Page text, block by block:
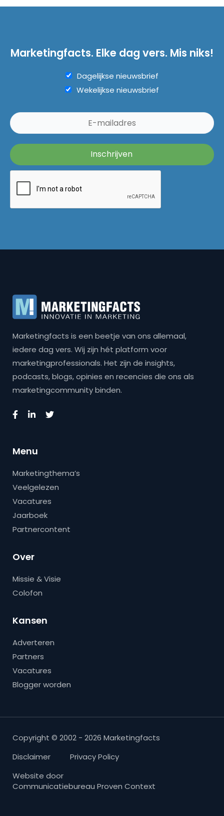
Marketingfacts. Elke dag vers. Mis niks!
Dagelijkse nieuwsbrief
Wekelijkse nieuwsbrief
Marketingfacts is een beetje van ons allemaal,
iedere dag vers. Wij zijn hét platform voor
marketingprofessionals. Het zijn de insights,
podcasts, blogs, opinies en recencies die ons als
marketingcommunity binden.
Menu
Marketingthema’s
Veelgelezen
Vacatures
Jaarboek
Partnercontent
Over
Missie & Visie
Colofon
Kansen
Adverteren
Partners
Vacatures
Blogger worden
Copyright © 2002 - 2026 Marketingfacts
Disclaimer
Privacy Policy
Website door
Communicatiebureau Proven Context